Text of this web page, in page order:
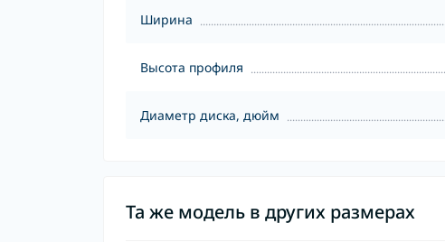
Ширина
Высота профиля
Диаметр диска, дюйм
Та же модель в других размерах